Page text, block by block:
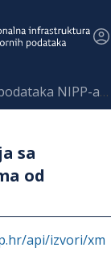
NIPP-a
sa
od
api/izvori/xm